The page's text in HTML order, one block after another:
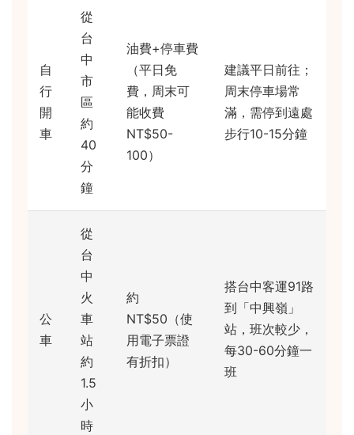
自
行
開
車
從
台
中
市
區
約
40
分
鐘
油費+停車費
（平日免
費，周末可
能收費
NT$50-
100）
建議平日前往；
周末停車場常
滿，需停到遠處
步行10-15分鐘
公
車
從
台
中
火
車
站
約
1.5
小
時
約
NT$50（使
用電子票證
有折扣）
搭台中客運91路
到「中興嶺」
站，班次較少，
每30-60分鐘一
班